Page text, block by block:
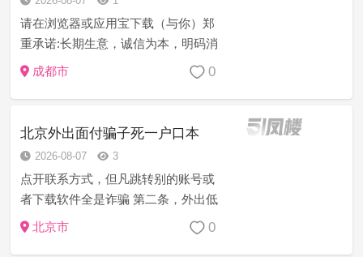
请在浏览器或应用宝下载（与你）郑
重承诺:长期生意，诚信为本，明码消
费 无套路 信誉第一 服务至上 妹子热
意可免费包换退。 安全 可...
成都市 0
北京外出面付骗子死一户口本
2026-08-07 3
点开联系方式，但凡跳转别的账号或
者下载软件全是诈骗 第二条，外出低
于800一次以下，全是骗子。 第三条，
北京市 0